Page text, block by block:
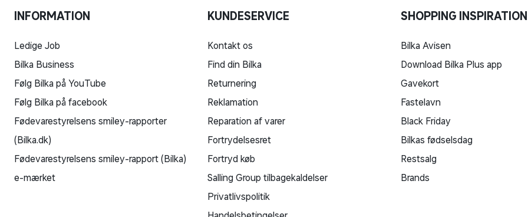
INFORMATION
Ledige Job
Bilka Business
Følg Bilka på YouTube
Følg Bilka på facebook
Fødevarestyrelsens smiley-rapporter
(Bilka.dk)
Fødevarestyrelsens smiley-rapport (Bilka)
e-mærket
KUNDESERVICE
Kontakt os
Find din Bilka
Returnering
Reklamation
Reparation af varer
Fortrydelsesret
Fortryd køb
Salling Group tilbagekaldelser
Privatlivspolitik
SHOPPING INSPIRATION
Bilka Avisen
Download Bilka Plus app
Gavekort
Fastelavn
Black Friday
Bilkas fødselsdag
Restsalg
Brands